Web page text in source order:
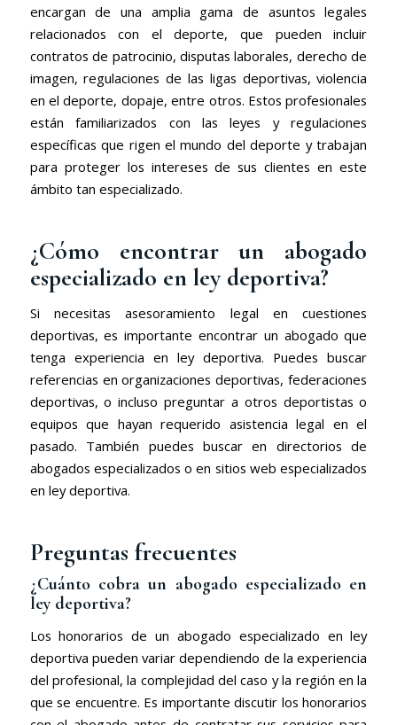
encargan de una amplia gama de asuntos legales
relacionados con el deporte, que pueden incluir
contratos de patrocinio, disputas laborales, derecho de
imagen, regulaciones de las ligas deportivas, violencia
en el deporte, dopaje, entre otros. Estos profesionales
están familiarizados con las leyes y regulaciones
específicas que rigen el mundo del deporte y trabajan
para proteger los intereses de sus clientes en este
ámbito tan especializado.
¿Cómo encontrar un abogado
especializado en ley deportiva?
Si necesitas asesoramiento legal en cuestiones
deportivas, es importante encontrar un abogado que
tenga experiencia en ley deportiva. Puedes buscar
referencias en organizaciones deportivas, federaciones
deportivas, o incluso preguntar a otros deportistas o
equipos que hayan requerido asistencia legal en el
pasado. También puedes buscar en directorios de
abogados especializados o en sitios web especializados
en ley deportiva.
Preguntas frecuentes
¿Cuánto cobra un abogado especializado en
ley deportiva?
Los honorarios de un abogado especializado en ley
deportiva pueden variar dependiendo de la experiencia
del profesional, la complejidad del caso y la región en la
que se encuentre. Es importante discutir los honorarios